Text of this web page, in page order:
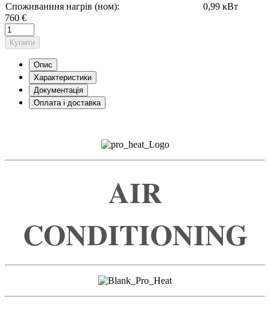
Споживанння нагрів (ном):
0,99 кВт
760 €
Купити
Опис
Характеристики
Документація
Оплата і доставка
AIR
CONDITIONING